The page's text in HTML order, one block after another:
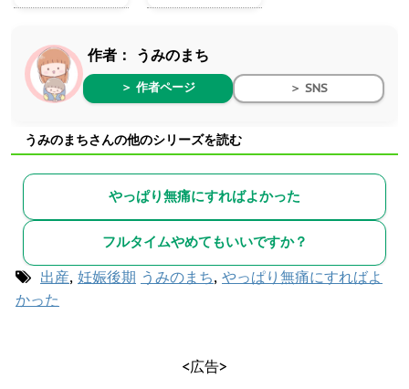
作者： うみのまち
＞ 作者ページ ＞ SNS
うみのまちさんの他のシリーズを読む
やっぱり無痛にすればよかった
フルタイムやめてもいいですか？
出産, 妊娠後期 うみのまち, やっぱり無痛にすればよ
かった
<広告>